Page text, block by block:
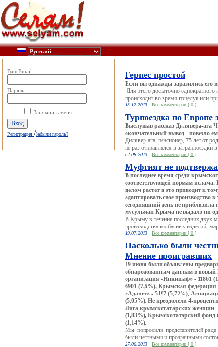
Ваш Email:
Пароль:
Запомнить меня
Регистрация /Забыли пароль?
Герпес простой
Если вы однажды заразились его
Для этого достаточно однократного
происходит во время поцелуя или
13.12.2013 Все комментарии [ 0 ]
Турпоездка по Европе
Выслушав рассказ Дилявера-ага
окончательный вывод - повезло
Дилявер-ага, пенсионер, 75 лет от
не раз отправлялся в загранпоездки
02.08.2013 Все комментарии [ 0 ]
Муфтият не
В последнее время среди
соответствующей нормам
целом растет и это приводит к
адаптировать свое производство
сегодняшний день не приблизила
мусульман Крыма не выдало ни
В Крыму в течение последних двух
производства колбасных изделий,
19.07.2013 Все комментарии [ 0 ]
Насколько были
Мнение проигравших
19 июня были объявлены
обнародованным данным в
организация «Инкишаф» -
6901 (7,6%), Крымская
«Адалет» - 5197 (5,72%),
(5,05%). Не преодолели 4-
Лига крымскотатарских женщин
(1,83%), Крымскотатарский фонд
(1,14%).
Мы попросили представителей ряда
были честными и прозрачными
27.06.2013 Все комментарии [ 0 ]